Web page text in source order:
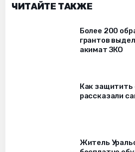
ЧИТАЙТЕ ТАКЖЕ
Более 200
грантов
акимат ЗКО
Как защитить
рассказали
Житель